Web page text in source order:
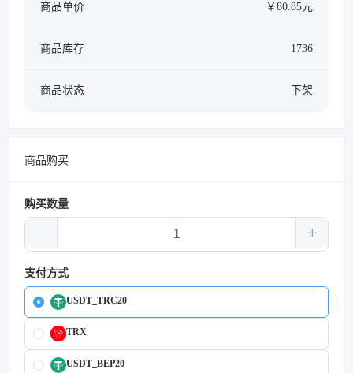
商品单价 ￥80.85元
商品库存 1736
商品状态 下架
商品购买
购买数量
支付方式
USDT_TRC20
TRX
USDT_BEP20